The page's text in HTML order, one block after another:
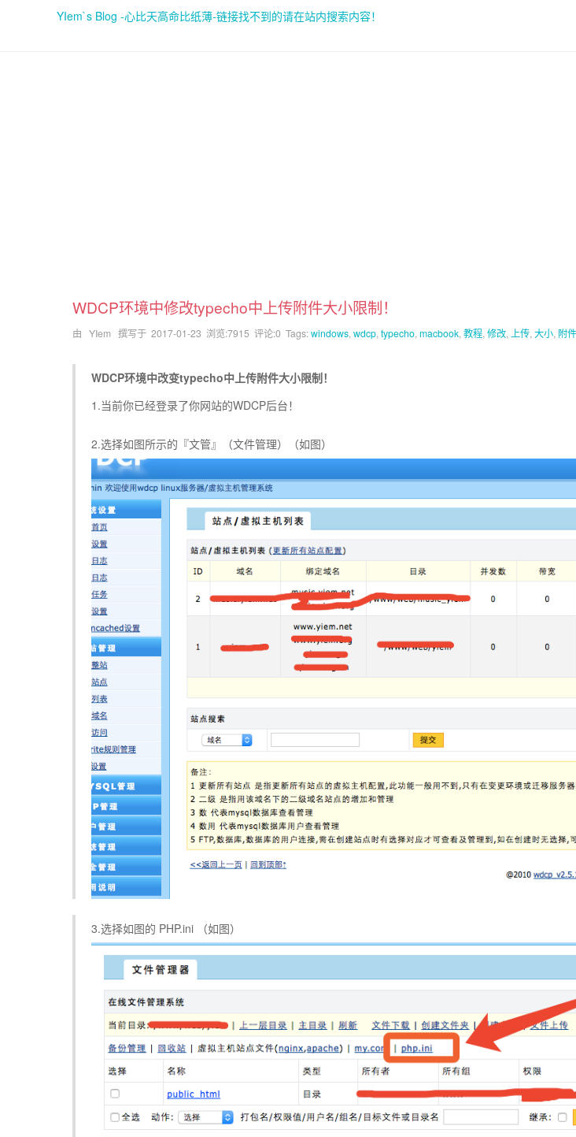
YIem`s Blog -心比天高命比纸薄-链接找不到的请在站内搜索内容！
WDCP环境中修改typecho中上传附件大小限制！
由 YIem 撰写于 2017-01-23 浏览:7915 评论:0 Tags:windows, wdcp, typecho, macbook, 教程, 修改, 上传, 大小, 附件
WDCP环境中改变typecho中上传附件大小限制！
1.当前你已经登录了你网站的WDCP后台！
2.选择如图所示的『文管』（文件管理）（如图）
3.选择如图的 PHP.ini （如图）